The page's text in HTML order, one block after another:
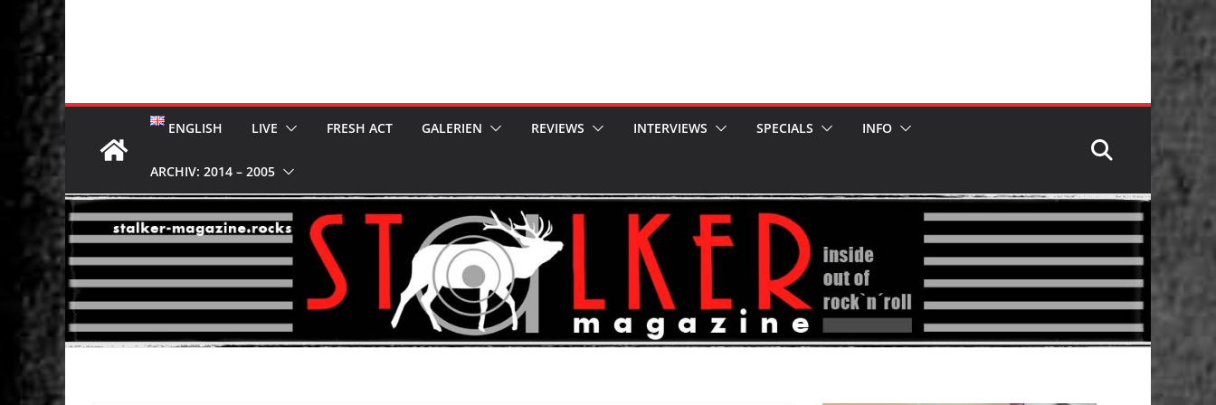
ENGLISH LIVE FRESH ACT GALERIEN REVIEWS INTERVIEWS SPECIALS INFO
ARCHIV: 2014 – 2005